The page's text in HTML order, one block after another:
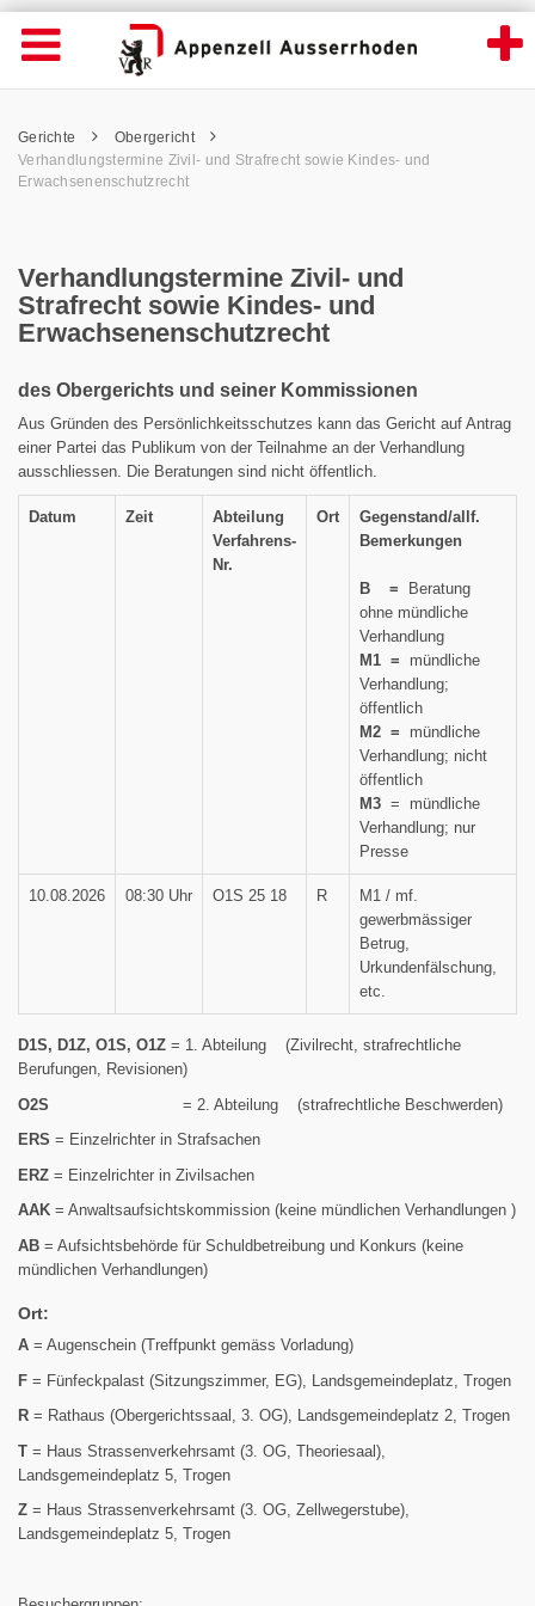
Verhandlungstermine Zivil- und Strafrecht
Wichtige
Seiten
Home
Inhalt
Kontakt
Sitemap
Navigation öffnen
Inhalt
Pfadnavigation
Gerichte
Obergericht
Verhandlungstermine Zivil- und Strafrecht sowie Kindes- und
Erwachsenenschutzrecht
Verhandlungstermine Zivil- und
Strafrecht sowie Kindes- und
Erwachsenenschutzrecht
des Obergerichts und seiner Kommissionen
Aus Gründen des Persönlichkeitsschutzes kann das Gericht auf Antrag
einer Partei das Publikum von der Teilnahme an der Verhandlung
ausschliessen. Die Beratungen sind nicht öffentlich.
Datum Zeit
Abteilung
Verfahrens-
Nr.
Ort
Gegenstand/allf.
Bemerkungen
B =
Beratung
ohne mündliche
Verhandlung
M1 = mündliche
Verhandlung;
öffentlich
M2 = mündliche
Verhandlung; nicht
öffentlich
M3 = mündliche
Verhandlung; nur
Presse
10.08.2026 08:30 Uhr O1S 25 18 R
M1 / mf.
gewerbmässiger
Betrug,
Urkundenfälschung,
etc.
D1S, D1Z, O1S, O1Z = 1. Abteilung (Zivilrecht, strafrechtliche
Berufungen, Revisionen)
O2S = 2. Abteilung (strafrechtliche Beschwerden)
ERS = Einzelrichter in Strafsachen
ERZ = Einzelrichter in Zivilsachen
AAK = Anwaltsaufsichtskommission (keine mündlichen Verhandlungen )
AB = Aufsichtsbehörde für Schuldbetreibung und Konkurs (keine
mündlichen Verhandlungen)
Ort:
A = Augenschein (Treffpunkt gemäss Vorladung)
F = Fünfeckpalast (Sitzungszimmer, EG), Landsgemeindeplatz, Trogen
R = Rathaus (Obergerichtssaal, 3. OG), Landsgemeindeplatz 2, Trogen
T = Haus Strassenverkehrsamt (3. OG, Theoriesaal),
Landsgemeindeplatz 5, Trogen
Z = Haus Strassenverkehrsamt (3. OG, Zellwegerstube),
Landsgemeindeplatz 5, Trogen